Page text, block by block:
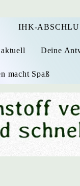
IHK-
Deine
macht Spaß